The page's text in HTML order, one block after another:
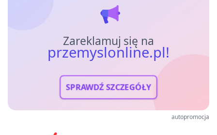
Zareklamuj się na
przemyslonline.pl!
SPRAWDŹ SZCZEGÓŁY
autopromocja